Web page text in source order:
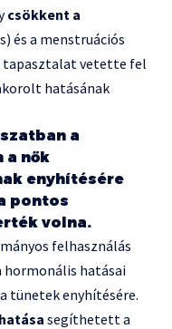
csökkent a
és a menstruációs
tapasztalat vetette fel
hatásának
a
a nők
enyhítésére
pontos
volna.
felhasználás
hormonális hatásai
tünetek enyhítésére.
segíthetett a